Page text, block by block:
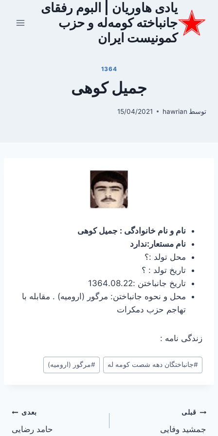
محتوا
یادی هاوریان | البوم رفقای
جانباخته کومه‌له و حزب
کمونیست ایران
1364
جمیل کوهی
توسط hawrian
15/04/2021
نام و نام خانوادگی : جمیل کوهی
نام مستعار:ندارد
محل تولد :؟
تاریخ تولد : ؟
تاریخ جانباختن :1364.08.22
محل و نحوه جانباختن: مرگور (ارومیه) . مقابله با
تهاجم حزب دمکرات
زندگی نامه :
برچسب‌های
نوشته:
#جانباختگان دهه شصت کومه له #مرگور (ارومیه)
راهبری
قبلی
جمشید وفایی
بعدی
حامد رضایی